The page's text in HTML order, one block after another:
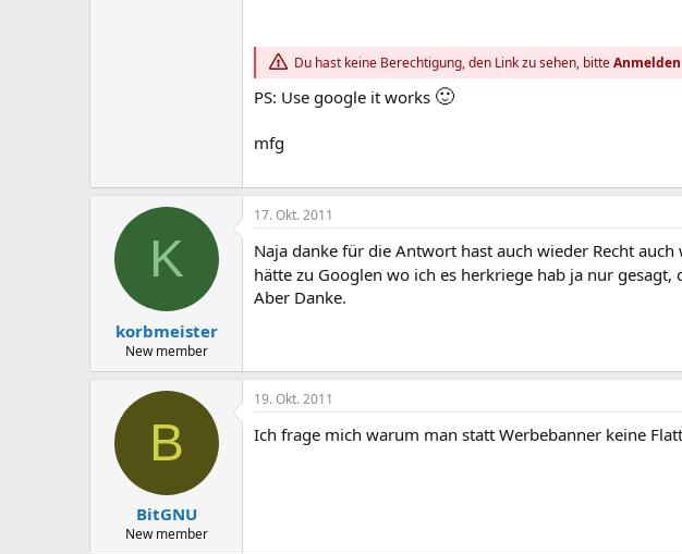
Du hast keine Berechtigung, den Link zu sehen, bitteAnmelden
PS: Use google it works 🙂
mfg
K
korbmeister
New member
17. Okt. 2011
Naja danke für die Antwort hast auch wieder Recht
hätte zu Googlen wo ich es herkriege hab ja nur gesagt,
Aber Danke.
B
BitGNU
New member
19. Okt. 2011
Ich frage mich warum man statt Werbebanner keine